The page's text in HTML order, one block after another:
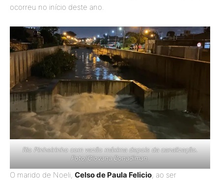
ocorreu no início deste ano.
Rio Pinheirinho com vazão máxima depois da canalização.
Foto/Giovana Bonadiman.
O marido de Noeli, Celso de Paula Felicio, ao ser